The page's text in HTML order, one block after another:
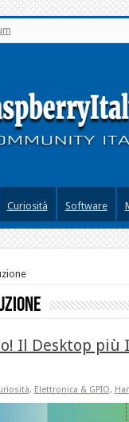
Curiosità Software
Il Desktop
, Elettronica & GPIO,